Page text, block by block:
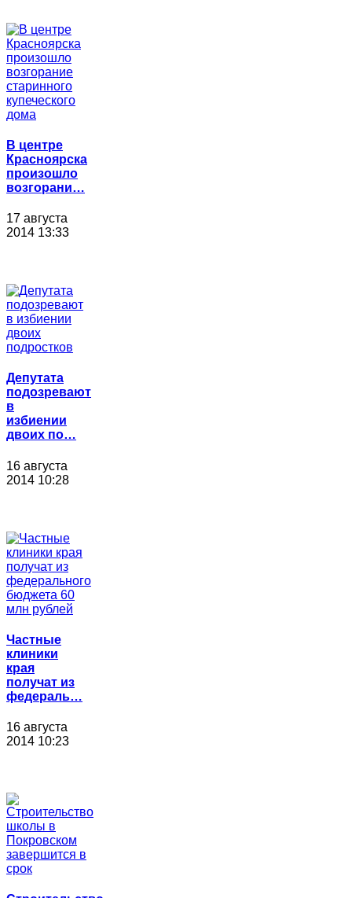
В центре
Красноярска
произошло
возгорани…
17 августа
2014 13:33
Депутата
подозревают
в
избиении
двоих по…
16 августа
2014 10:28
Частные
клиники
края
получат из
федераль…
16 августа
2014 10:23